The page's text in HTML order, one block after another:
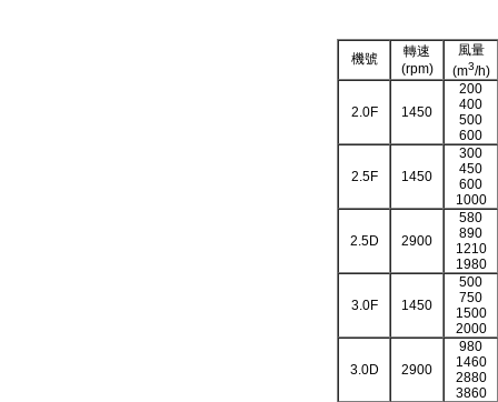
機號
轉速
(rpm)
風量
(m3/h)
2.0F 1450
200
400
500
600
2.5F 1450
300
450
600
1000
2.5D 2900
580
890
1210
1980
3.0F 1450
500
750
1500
2000
3.0D 2900
980
1460
2880
3860